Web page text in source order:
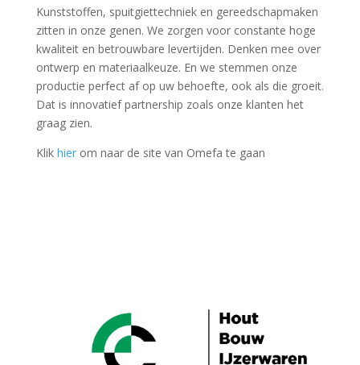
Kunststoffen, spuitgiettechniek en gereedschapmaken
zitten in onze genen. We zorgen voor constante hoge
kwaliteit en betrouwbare levertijden. Denken mee over
ontwerp en materiaalkeuze. En we stemmen onze
productie perfect af op uw behoefte, ook als die groeit.
Dat is innovatief partnership zoals onze klanten het
graag zien.
Klik hierom naar de site van Omefa te gaan